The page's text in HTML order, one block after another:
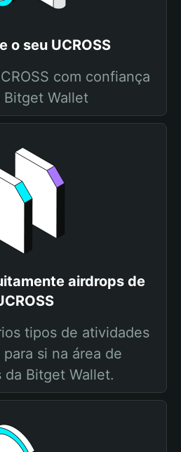
o seu UCROSS
com confiança
Bitget Wallet
airdrops de
tipos de atividades
si na área de
da Bitget Wallet.